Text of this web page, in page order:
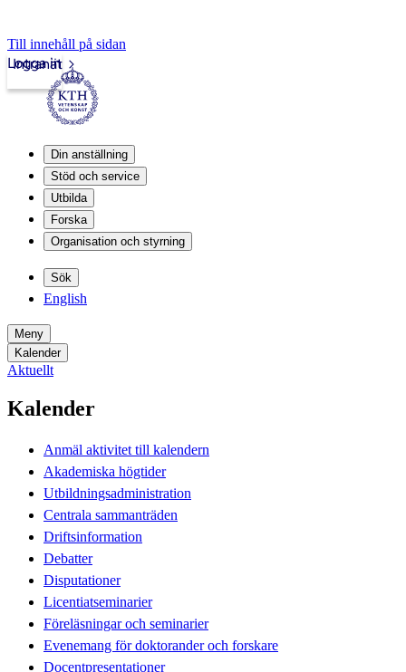
Till innehåll på sidan
Intranät
Logga in
Din anställning
Stöd och service
Utbilda
Forska
Organisation och styrning
Sök
English
Meny
Kalender
Aktuellt
Kalender
Anmäl aktivitet till kalendern
Akademiska högtider
Utbildningsadministration
Centrala sammanträden
Driftsinformation
Debatter
Disputationer
Licentiatseminarier
Föreläsningar och seminarier
Evenemang för doktorander och forskare
Docentpresentationer